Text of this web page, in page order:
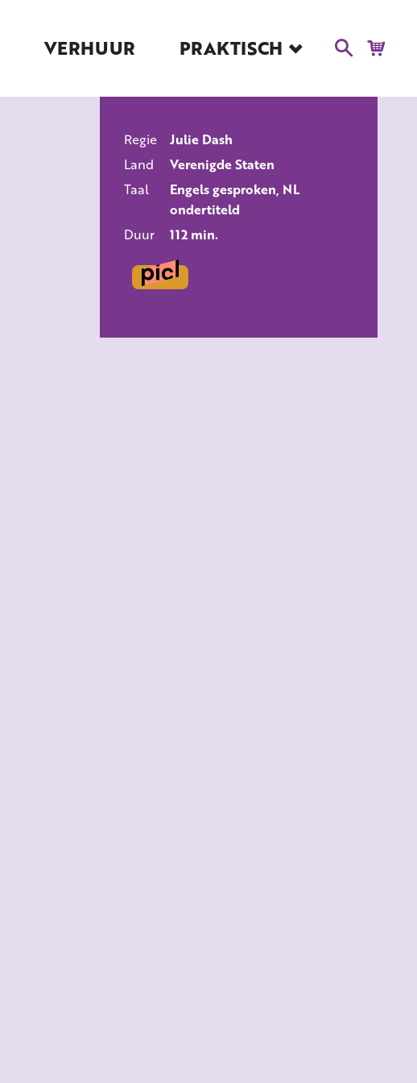
VERHUUR PRAKTISCH
Blog
Educatie
Kaartverkoop en
Tarieven
Over Het Ketelhuis
Vacatures
ALLE FILMS
Regie
Julie Dash
Land
Verenigde Staten
Taal
Engels gesproken, NL
ondertiteld
Duur
112 min.